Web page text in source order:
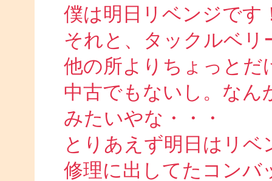
僕は明日リベンジです
それと、タックルベ
他の所よりちょっとだ
中古でもないし。なん
みたいやな・・・
とりあえず明日はリベ
修理に出してたコンバ